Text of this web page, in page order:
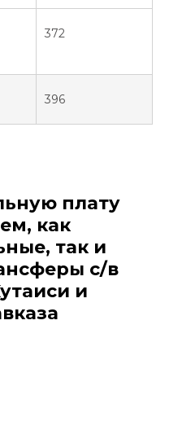
372
396
плату
как
так и
с/в
и